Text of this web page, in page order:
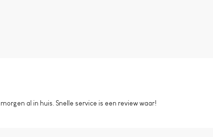
al in huis. Snelle service is een review waar!